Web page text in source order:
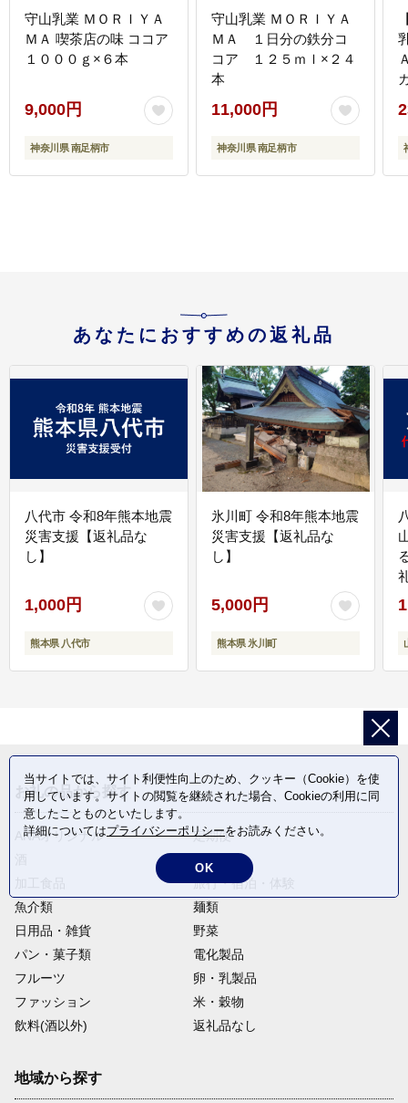
守山乳業 ＭＯＲＩＹＡ
ＭＡ 喫茶店の味 ココア
１０００ｇ×６本
9,000円
神奈川県 南足柄市
守山乳業 ＭＯＲＩＹＡ
ＭＡ １日分の鉄分コ
コア １２５ｍｌ×２４
本
11,000円
神奈川県 南足柄市
あなたにおすすめの返礼品
八代市 令和8年熊本地震
災害支援【返礼品な
し】
1,000円
熊本県 八代市
氷川町 令和8年熊本地震
災害支援【返礼品な
し】
5,000円
熊本県 氷川町
お礼の品から探す
ANAオリジナル
定期便
旅行・宿泊・体験
魚介類
麺類
日用品・雑貨
野菜
パン・菓子類
電化製品
フルーツ
卵・乳製品
ファッション
米・穀物
飲料(酒以外)
返礼品なし
地域から探す
当サイトでは、サイト利便性向上のため、クッキー（Cookie）を使
用しています。サイトの閲覧を継続された場合、Cookieの利用に同
意したことものといたします。
詳細についてはプライバシーポリシーをお読みください。
OK